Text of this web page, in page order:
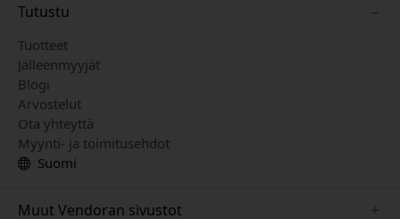
Tutustu
Tuotteet
Jälleenmyyjät
Blogi
Arvostelut
Ota yhteyttä
Myynti- ja toimitusehdot
Suomi
Muut Vendoran sivustot